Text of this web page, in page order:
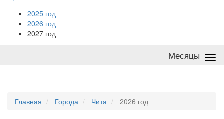
2025 год
2026 год
2027 год
Месяцы
Главная Города Чита 2026 год